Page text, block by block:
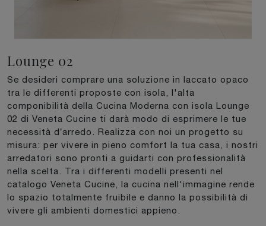
Lounge 02
Se desideri comprare una soluzione in laccato opaco
tra le differenti proposte con isola, l'alta
componibilità della Cucina Moderna con isola Lounge
02 di Veneta Cucine ti darà modo di esprimere le tue
necessità d’arredo. Realizza con noi un progetto su
misura: per vivere in pieno comfort la tua casa, i nostri
arredatori sono pronti a guidarti con professionalità
nella scelta. Tra i differenti modelli presenti nel
catalogo Veneta Cucine, la cucina nell'immagine rende
lo spazio totalmente fruibile e danno la possibilità di
vivere gli ambienti domestici appieno.